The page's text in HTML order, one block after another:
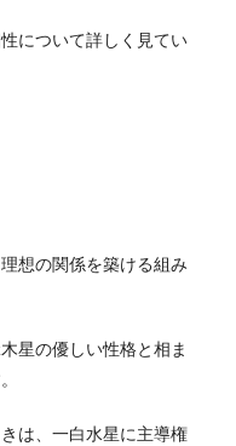
について詳しく見てい
想の関係を築ける組み
星の優しい性格と相ま
は、一白水星に主導権